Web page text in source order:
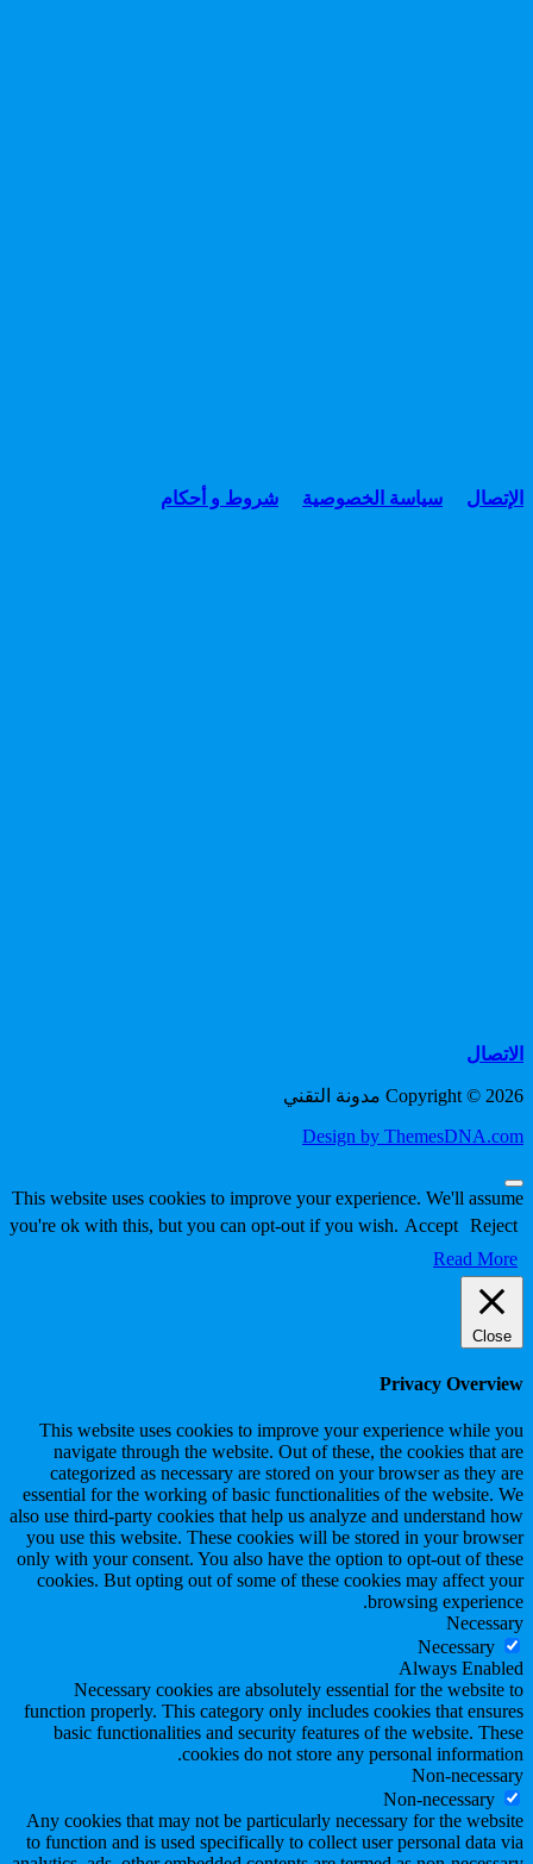
الإتصال سياسة الخصوصية شروط و أحكام
الاتصال
Copyright © 2026 مدونة التقني
Design by ThemesDNA.com
Scroll
to
Top
This website uses cookies to improve your experience. We'll assume
you're ok with this, but you can opt-out if you wish. Accept Reject
Read More
Close
Privacy Overview
This website uses cookies to improve your experience while you
navigate through the website. Out of these, the cookies that are
categorized as necessary are stored on your browser as they are
essential for the working of basic functionalities of the website. We
also use third-party cookies that help us analyze and understand how
you use this website. These cookies will be stored in your browser
only with your consent. You also have the option to opt-out of these
cookies. But opting out of some of these cookies may affect your
browsing experience.
Necessary
Necessary
Always Enabled
Necessary cookies are absolutely essential for the website to
function properly. This category only includes cookies that ensures
basic functionalities and security features of the website. These
cookies do not store any personal information.
Non-necessary
Non-necessary
Any cookies that may not be particularly necessary for the website
to function and is used specifically to collect user personal data via